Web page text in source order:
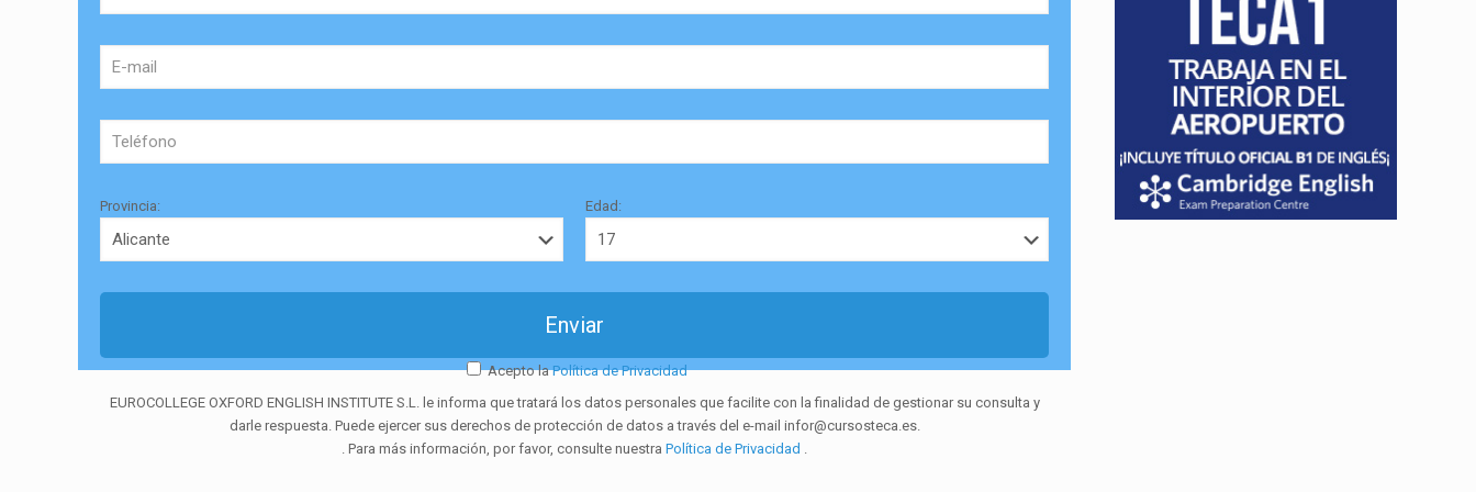
Provincia: Edad:
Acepto laPolítica de Privacidad
EUROCOLLEGE OXFORD ENGLISH INSTITUTE S.L. le informa que tratará los datos personales que facilite con la finalidad de gestionar su consulta y
darle respuesta. Puede ejercer sus derechos de protección de datos a través del e-mail infor@cursosteca.es.
. Para más información, por favor, consulte nuestraPolítica de Privacidad .